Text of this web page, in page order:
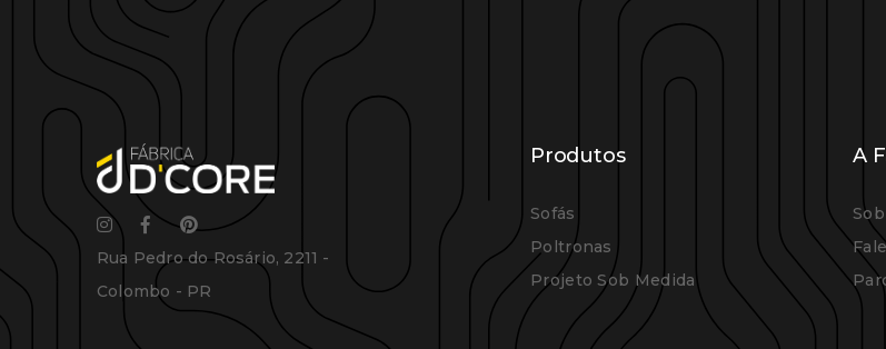
Rua Pedro do Rosário, 2211 -
Colombo - PR
Produtos
Sofás
Poltronas
Projeto Sob Medida
A